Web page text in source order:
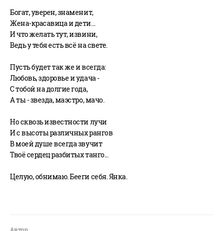
Богат, уверен, знаменит,
Жена-красавица и дети…
И что желать тут, извини,
Ведь у тебя есть всё на свете.
Пусть будет так же и всегда:
Любовь, здоровье и удача -
С тобой на долгие года,
А ты - звезда, маэстро, мачо.
Но сквозь известности лучи
И с высоты различных рангов
В моей душе всегда звучит
Твоё сердец разбитых танго...
Целую, обнимаю. Бееги себя. Янка.